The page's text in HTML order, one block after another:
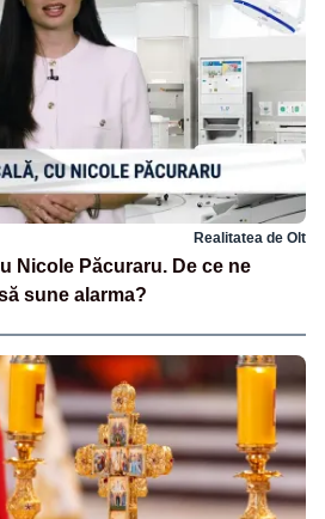
Realitatea de Olt
Nicole Păcuraru. De ce ne
sune alarma?